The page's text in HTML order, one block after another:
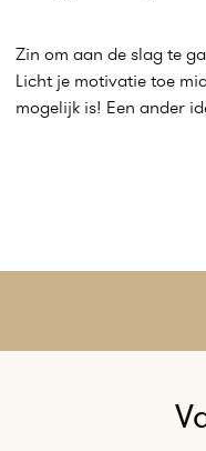
Zin om aan de slag te
Licht je motivatie toe
mogelijk is! Een ander